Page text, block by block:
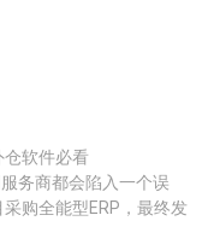
仓软件必看
务商都会陷入一个误
购全能型ERP，最终发